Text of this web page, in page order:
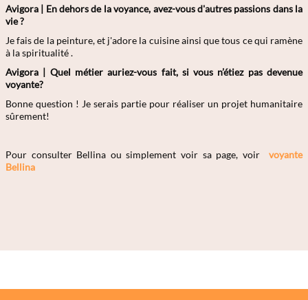
Avigora | En dehors de la voyance, avez-vous d'autres passions dans la
vie ?
Je fais de la peinture, et j'adore la cuisine ainsi que tous ce qui ramène
à la spiritualité .
Avigora | Quel métier auriez-vous fait, si vous n’étiez pas devenue
voyante?
Bonne question ! Je serais partie pour réaliser un projet humanitaire
sûrement!
Pour consulter Bellina ou simplement voir sa page, voir
voyante
Bellina